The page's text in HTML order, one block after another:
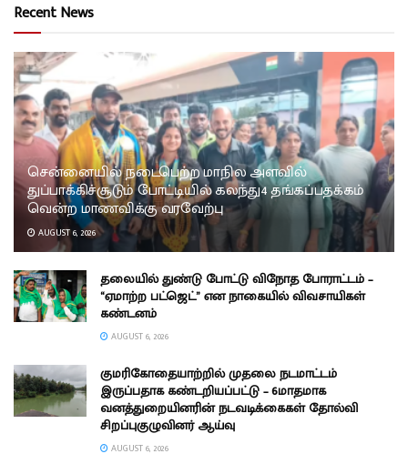
Recent News
சென்னையில் நடைபெற்ற மாநில அளவில்
துப்பாக்கிச்சூடும் போட்டியில் கலந்து4 தங்கப்பதக்கம்
வென்ற மாணவிக்கு வரவேற்பு
AUGUST 6, 2026
தலையில் துண்டு போட்டு விநோத போராட்டம் –
“ஏமாற்ற பட்ஜெட்” என நாகையில் விவசாயிகள்
கண்டனம்
AUGUST 6, 2026
குமரிகோதையாற்றில் முதலை நடமாட்டம்
இருப்பதாக கண்டறியப்பட்டு – 6மாதமாக
வனத்துறையினரின் நடவடிக்கைகள் தோல்வி
சிறப்புகுழுவினர் ஆய்வு
AUGUST 6, 2026